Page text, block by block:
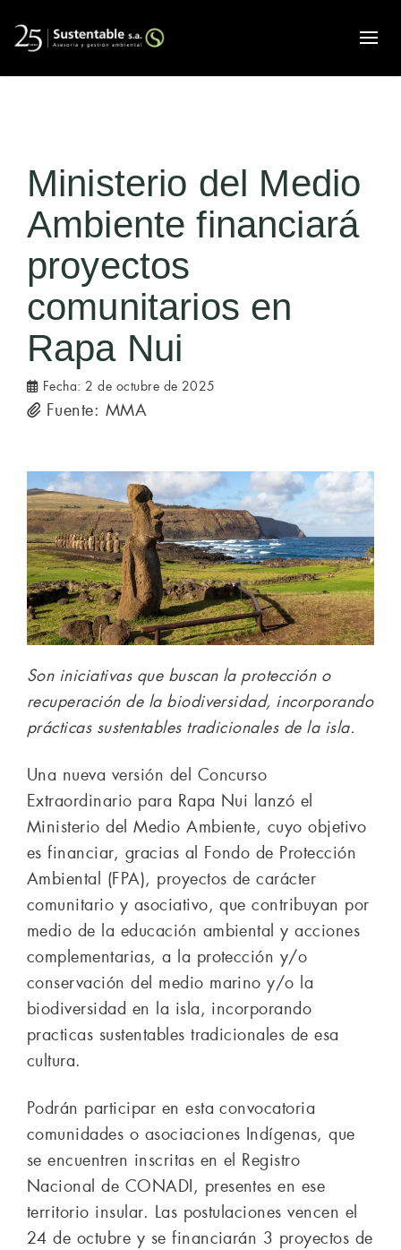
Ministerio del Medio
Ambiente financiará
proyectos
comunitarios en
Rapa Nui
Fecha: 2 de octubre de 2025
Fuente: MMA
Son iniciativas que buscan la protección o
recuperación de la biodiversidad, incorporando
prácticas sustentables tradicionales de la isla.
Una nueva versión del Concurso
Extraordinario para Rapa Nui lanzó el
Ministerio del Medio Ambiente, cuyo objetivo
es financiar, gracias al Fondo de Protección
Ambiental (FPA), proyectos de carácter
comunitario y asociativo, que contribuyan por
medio de la educación ambiental y acciones
complementarias, a la protección y/o
conservación del medio marino y/o la
biodiversidad en la isla, incorporando
practicas sustentables tradicionales de esa
cultura.
Podrán participar en esta convocatoria
comunidades o asociaciones Indígenas, que
se encuentren inscritas en el Registro
Nacional de CONADI, presentes en ese
territorio insular. Las postulaciones vencen el
24 de octubre y se financiarán 3 proyectos de